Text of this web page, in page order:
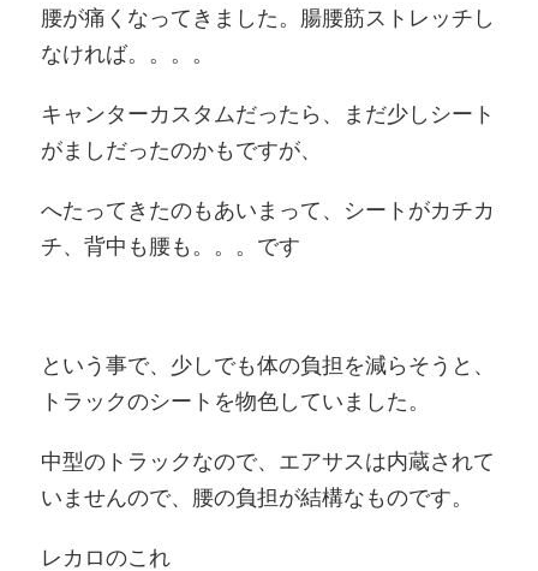
腰が痛くなってきました。腸腰筋ストレッチし
なければ。。。。
キャンターカスタムだったら、まだ少しシート
がましだったのかもですが、
へたってきたのもあいまって、シートがカチカ
チ、背中も腰も。。。です
という事で、少しでも体の負担を減らそうと、
トラックのシートを物色していました。
中型のトラックなので、エアサスは内蔵されて
いませんので、腰の負担が結構なものです。
レカロのこれ